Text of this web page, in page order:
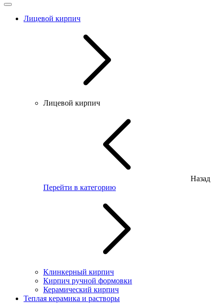
Лицевой кирпич
Лицевой кирпич
Назад
Перейти в категорию
Клинкерный кирпич
Кирпич ручной формовки
Керамический кирпич
Теплая керамика и растворы